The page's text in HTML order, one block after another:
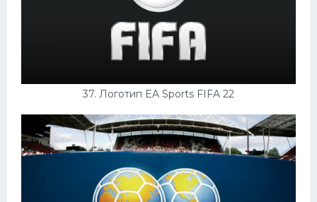
37. Логотип EA Sports FIFA 22